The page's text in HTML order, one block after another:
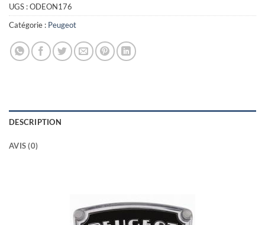
UGS :ODEON176
Catégorie : Peugeot
DESCRIPTION
AVIS (0)